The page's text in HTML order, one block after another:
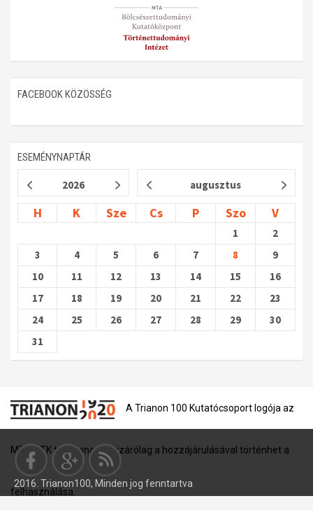
FACEBOOK KÖZÖSSÉG
ESEMÉNYNAPTÁR
2026 augusztus
H K Sze Cs P Szo V
1
2
3
4 5 6 7 8
9
10
11 12 13 14 15
16
17
18 19 20 21 22
23
24
25 26 27 28 29
30
31
A Trianon 100 Kutatócsoport logója az
MTA BTK tulajdona, és kizárólag a hozzájárulásával történhet a
felhasználása.
2016. Trianon100, Minden jog fenntartva